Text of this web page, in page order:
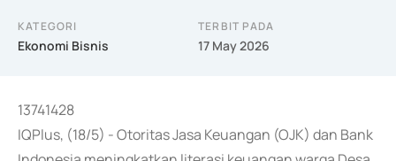
KATEGORI
Ekonomi Bisnis
TERBIT PADA
17 May 2026
13741428
IQPlus, (18/5) - Otoritas Jasa Keuangan (OJK) dan Bank